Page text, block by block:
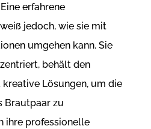
erfahrene
jedoch, wie sie mit
umgehen kann. Sie
behält den
Lösungen, um die
Brautpaar zu
ihre professionelle